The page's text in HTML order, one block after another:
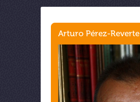
Arturo Pérez-Reverte